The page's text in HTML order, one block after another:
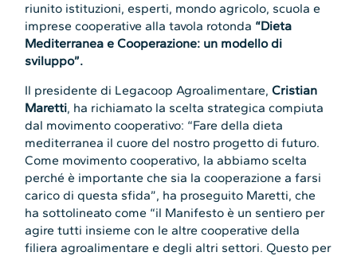
riunito istituzioni, esperti, mondo agricolo, scuola e
imprese cooperative alla tavola rotonda “Dieta
Mediterranea e Cooperazione: un modello di
sviluppo”.
Il presidente di Legacoop Agroalimentare, Cristian
Maretti, ha richiamato la scelta strategica compiuta
dal movimento cooperativo: “Fare della dieta
mediterranea il cuore del nostro progetto di futuro.
Come movimento cooperativo, la abbiamo scelta
perché è importante che sia la cooperazione a farsi
carico di questa sfida”, ha proseguito Maretti, che
ha sottolineato come “il Manifesto è un sentiero per
agire tutti insieme con le altre cooperative della
filiera agroalimentare e degli altri settori. Questo per